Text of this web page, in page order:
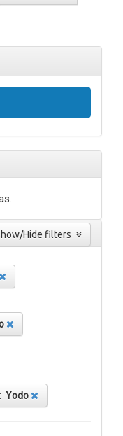
Yodo